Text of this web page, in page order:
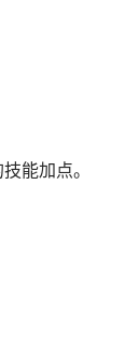
能加点。